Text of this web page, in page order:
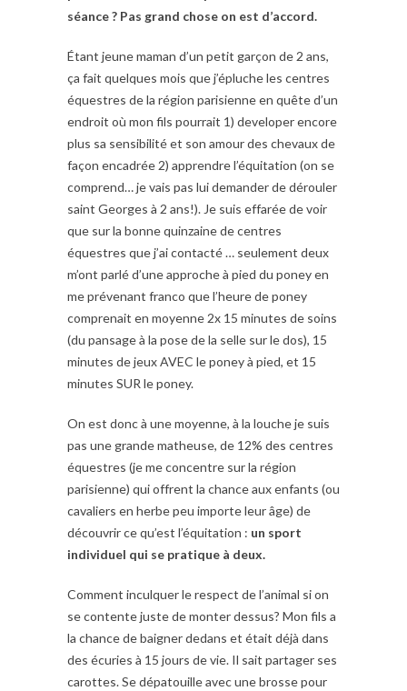
séance ? Pas grand chose on est d’accord.
Étant jeune maman d’un petit garçon de 2 ans,
ça fait quelques mois que j’épluche les centres
équestres de la région parisienne en quête d’un
endroit où mon fils pourrait 1) developer encore
plus sa sensibilité et son amour des chevaux de
façon encadrée 2) apprendre l’équitation (on se
comprend… je vais pas lui demander de dérouler
saint Georges à 2 ans!). Je suis effarée de voir
que sur la bonne quinzaine de centres
équestres que j’ai contacté … seulement deux
m’ont parlé d’une approche à pied du poney en
me prévenant franco que l’heure de poney
comprenait en moyenne 2x 15 minutes de soins
(du pansage à la pose de la selle sur le dos), 15
minutes de jeux AVEC le poney à pied, et 15
minutes SUR le poney.
On est donc à une moyenne, à la louche je suis
pas une grande matheuse, de 12% des centres
équestres (je me concentre sur la région
parisienne) qui offrent la chance aux enfants (ou
cavaliers en herbe peu importe leur âge) de
découvrir ce qu’est l’équitation : un sport
individuel qui se pratique à deux.
Comment inculquer le respect de l’animal si on
se contente juste de monter dessus? Mon fils a
la chance de baigner dedans et était déjà dans
des écuries à 15 jours de vie. Il sait partager ses
carottes. Se dépatouille avec une brosse pour